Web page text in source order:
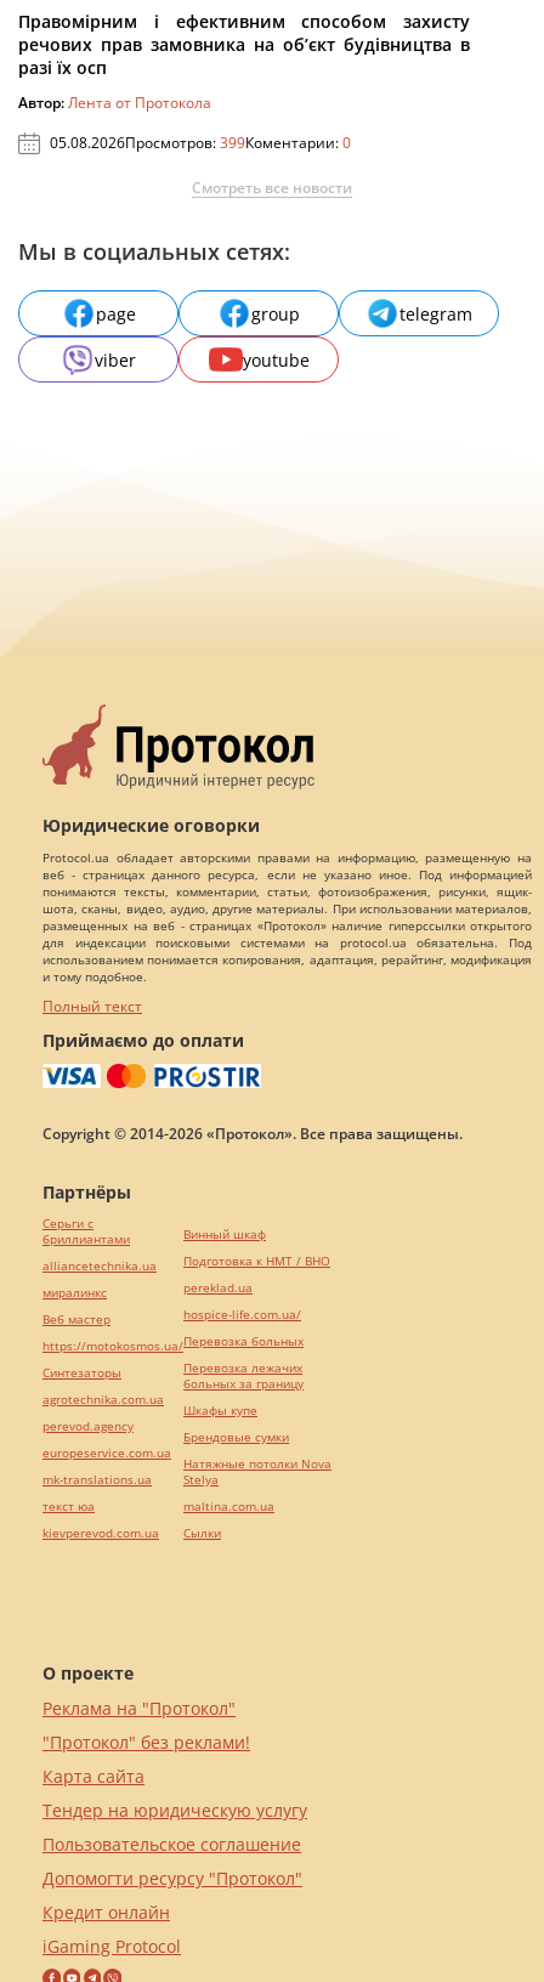
Правомірним і ефективним способом захисту
речових прав замовника на об’єкт будівництва в
разі їх осп
Автор:Лента от Протокола
05.08.2026Просмотров:399Коментарии:0
Смотреть все новости
Мы в социальных сетях:
page group
telegram
viber
youtube
Юридические оговорки
Protocol.ua обладает авторскими правами на информацию, размещенную на
веб - страницах данного ресурса, если не указано иное. Под информацией
понимаются тексты, комментарии, статьи, фотоизображения, рисунки, ящик-
шота, сканы, видео, аудио, другие материалы. При использовании материалов,
размещенных на веб - страницах «Протокол» наличие гиперссылки открытого
для индексации поисковыми системами на protocol.ua обязательна. Под
использованием понимается копирования, адаптация, рерайтинг, модификация
и тому подобное.
Полный текст
Приймаємо до оплати
Copyright © 2014-2026 «Протокол». Все права защищены.
О проекте
Реклама на "Протокол"
"Протокол" без реклами!
Карта сайта
Тендер на юридическую услугу
Пользовательское соглашение
Допомогти ресурсу "Протокол"
Кредит онлайн
iGaming Protocol
Партнёры
Серьги с
бриллиантами
alliancetechnika.ua
миралинкс
Веб мастер
https://motokosmos.ua/
Синтезаторы
agrotechnika.com.ua
perevod.agency
europeservice.com.ua
mk-translations.ua
текст юа
kievperevod.com.ua
Винный шкаф
Подготовка к НМТ / ВНО
pereklad.ua
hospice-life.com.ua/
Перевозка больных
Перевозка лежачих
больных за границу
Шкафы купе
Брендовые сумки
Натяжные потолки Nova
Stelya
maltina.com.ua
Cылки